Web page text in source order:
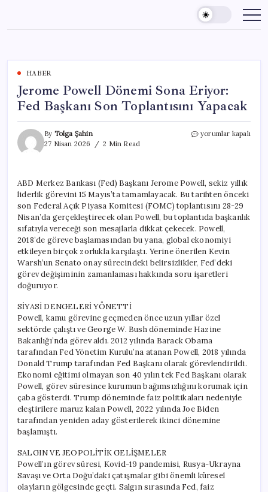
content
HABER
Jerome Powell Dönemi Sona Eriyor:
Fed Başkanı Son Toplantısını Yapacak
By Tolga Şahin
27 Nisan 2026
2 Min Read
Jerome
Fed
Başkanı
Son
Toplantısını
Yapacak
yorumlar kapalı
ABD Merkez Bankası (Fed) Başkanı Jerome Powell, sekiz yıllık
liderlik görevini 15 Mayıs’ta tamamlayacak. Bu tarihten önceki
son Federal Açık Piyasa Komitesi (FOMC) toplantısını 28-29
Nisan’da gerçekleştirecek olan Powell, bu toplantıda başkanlık
sıfatıyla vereceği son mesajlarla dikkat çekecek. Powell,
2018’de göreve başlamasından bu yana, global ekonomiyi
etkileyen birçok zorlukla karşılaştı. Yerine önerilen Kevin
Warsh’un Senato onay sürecindeki belirsizlikler, Fed’deki
görev değişiminin zamanlaması hakkında soru işaretleri
doğuruyor.
SİYASİ DENGELERİ YÖNETTİ
Powell, kamu görevine geçmeden önce uzun yıllar özel
sektörde çalıştı ve George W. Bush döneminde Hazine
Bakanlığı’nda görev aldı. 2012 yılında Barack Obama
tarafından Fed Yönetim Kurulu’na atanan Powell, 2018 yılında
Donald Trump tarafından Fed Başkanı olarak görevlendirildi.
Ekonomi eğitimi olmayan son 40 yılın tek Fed Başkanı olarak
Powell, görev süresince kurumun bağımsızlığını korumak için
çaba gösterdi. Trump döneminde faiz politikaları nedeniyle
eleştirilere maruz kalan Powell, 2022 yılında Joe Biden
tarafından yeniden aday gösterilerek ikinci dönemine
başlamıştı.
SALGIN VE JEOPOLİTİK GELİŞMELER
Powell’ın görev süresi, Kovid-19 pandemisi, Rusya-Ukrayna
Savaşı ve Orta Doğu’daki çatışmalar gibi önemli küresel
olayların gölgesinde geçti. Salgın sırasında Fed, faiz